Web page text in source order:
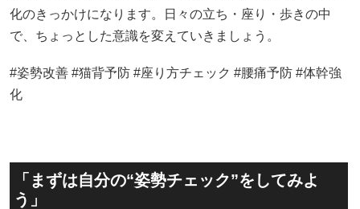
化のきっかけになります。日々の立ち・座り・歩きの中
で、ちょっとした意識を変えていきましょう。
#姿勢改善 #猫背予防 #座り方チェック #腰痛予防 #体幹強
化
「まずは自分の“姿勢チェック”をしてみよ
う」